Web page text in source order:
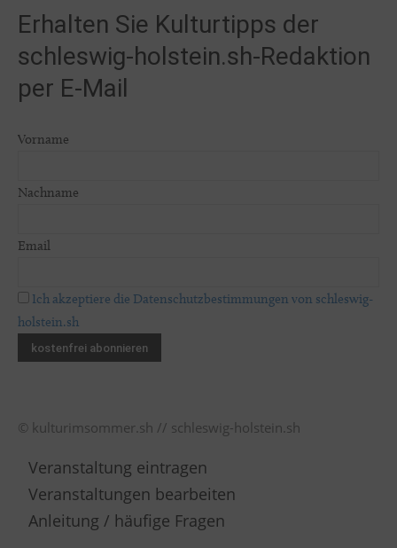
Erhalten Sie Kulturtipps der
schleswig-holstein.sh-Redaktion
per E-Mail
Vorname
Nachname
Email
Ich akzeptiere die Datenschutzbestimmungen von schleswig-
holstein.sh
© kulturimsommer.sh // schleswig-holstein.sh
Veranstaltung eintragen
Veranstaltungen bearbeiten
Anleitung / häufige Fragen